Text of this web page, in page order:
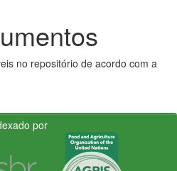
no repositório de acordo com a
por